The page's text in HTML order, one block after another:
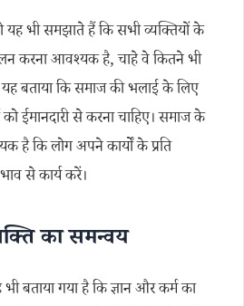
यह भी समझाते हैं कि सभी व्यक्तियों के
करना आवश्यक है, चाहे वे कितने भी
यह बताया कि समाज की भलाई के लिए
ईमानदारी से करना चाहिए। समाज के
है कि लोग अपने कार्यों के प्रति
से कार्य करें।
का समन्वय
बताया गया है कि ज्ञान और कर्म का